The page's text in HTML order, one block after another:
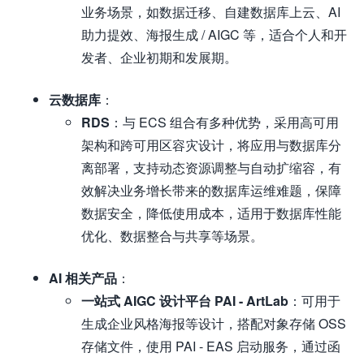
业务场景，如数据迁移、自建数据库上云、AI
助力提效、海报生成 / AIGC 等，适合个人和开
发者、企业初期和发展期。
云数据库 ：
RDS ：与 ECS 组合有多种优势，采用高可用
架构和跨可用区容灾设计，将应用与数据库分
离部署，支持动态资源调整与自动扩缩容，有
效解决业务增长带来的数据库运维难题，保障
数据安全，降低使用成本，适用于数据库性能
优化、数据整合与共享等场景。
AI 相关产品 ：
一站式 AIGC 设计平台 PAI - ArtLab ：可用于
生成企业风格海报等设计，搭配对象存储 OSS
存储文件，使用 PAI - EAS 启动服务，通过函